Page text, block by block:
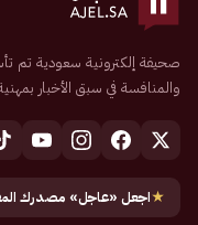
والمنافسة في سبق الأخبار
★اجعل «عاجل» مصدرك